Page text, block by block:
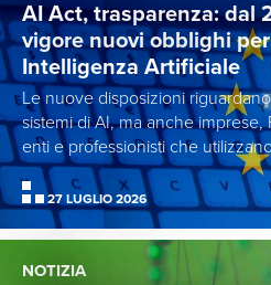
AI Act, trasparenza: dal
vigore nuovi obblighi
Intelligenza Artificiale
Le nuove disposizioni
sistemi di AI, ma anche
enti e professionisti che
27 LUGLIO 2026
NOTIZIA